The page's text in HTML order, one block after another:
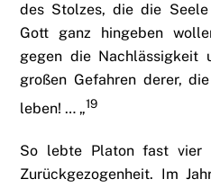
des Stolzes, die die
Gott ganz hingeben
gegen die Nachlässigkeit
großen Gefahren derer,
leben! … „19
So lebte Platon fast vier
Zurückgezogenheit. Im